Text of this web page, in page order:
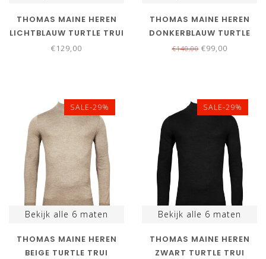
THOMAS MAINE HEREN
LICHTBLAUW TURTLE TRUI
MERINO WOL
€129,00
THOMAS MAINE HEREN
DONKERBLAUW TURTLE
TRUI MERINO WOL
€140,00€99,00
SALE-29%
Bekijk alle 6 maten
THOMAS MAINE HEREN
BEIGE TURTLE TRUI
SALE-29%
Bekijk alle 6 maten
THOMAS MAINE HEREN
ZWART TURTLE TRUI